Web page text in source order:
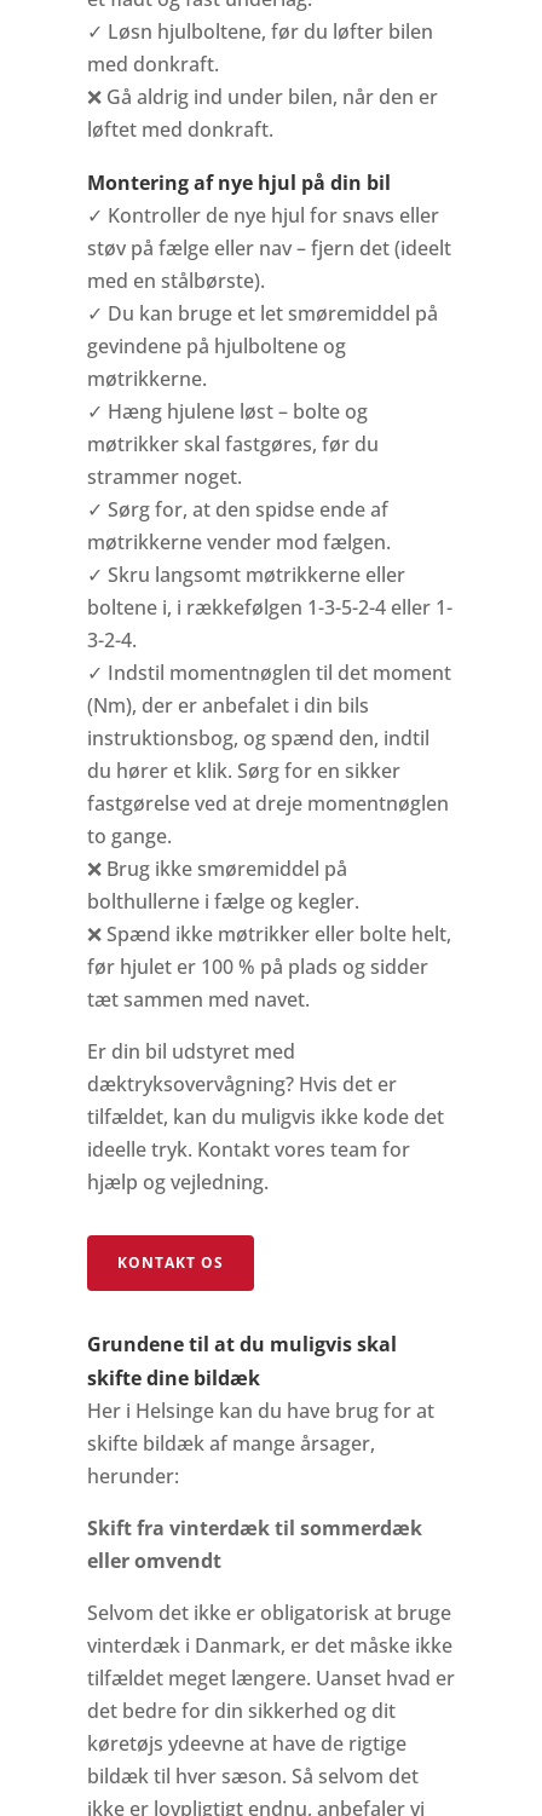
✓ Løsn hjulboltene, før du løfter bilen
med donkraft.
❌ Gå aldrig ind under bilen, når den er
løftet med donkraft.
Montering afnye hjul på din bil
✓ Kontroller de nye hjul for snavs eller
støv på fælge eller nav – fjern det (ideelt
med en stålbørste).
✓ Du kan bruge et let smøremiddel på
gevindene på hjulboltene og
møtrikkerne.
✓ Hæng hjulene løst – bolte og
møtrikker skal fastgøres, før du
strammer noget.
✓ Sørg for, at den spidse ende af
møtrikkerne vender mod fælgen.
✓ Skru langsomt møtrikkerne eller
boltene i, i rækkefølgen 1-3-5-2-4 eller 1-
3-2-4.
✓ Indstil momentnøglen til det moment
(Nm), der er anbefalet i din bils
instruktionsbog, og spænd den, indtil
du hører et klik. Sørg for en sikker
fastgørelse ved at dreje momentnøglen
to gange.
❌ Brug ikke smøremiddel på
bolthullerne i fælge og kegler.
❌ Spænd ikke møtrikker eller bolte helt,
før hjulet er 100 % på plads og sidder
tæt sammen med navet.
Er din bil udstyret med
dæktryksovervågning? Hvis det er
tilfældet, kan du muligvis ikke kode det
ideelle tryk. Kontakt vores team for
hjælp og vejledning.
KONTAKT OS
Grundene til at du muligvis skal
skifte dine bildæk
Her i Helsinge kan du have brug for at
skifte bildæk af mange årsager,
herunder:
Skift fra vinterdæk til sommerdæk
eller omvendt
Selvom det ikke er obligatorisk at bruge
vinterdæk i Danmark, er det måske ikke
tilfældet meget længere. Uanset hvad er
det bedre for din sikkerhed og dit
køretøjs ydeevne at have de rigtige
bildæk til hver sæson. Så selvom det
ikke er lovpligtigt endnu, anbefaler vi